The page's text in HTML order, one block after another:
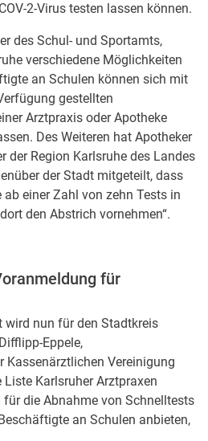
2-Virus testen lassen können.
des Schul- und Sportamts,
verschiedene Möglichkeiten
an Schulen können sich mit
gestellten
Arztpraxis oder Apotheke
Des Weiteren hat Apotheker
der Region Karlsruhe des Landes
der Stadt mitgeteilt, dass
einer Zahl von zehn Tests in
den Abstrich vornehmen“.
für
wird nun für den Stadtkreis
Eppele,
Kassenärztlichen Vereinigung
Liste Karlsruher Arztpraxen
die Abnahme von Schnelltests
an Schulen anbieten,